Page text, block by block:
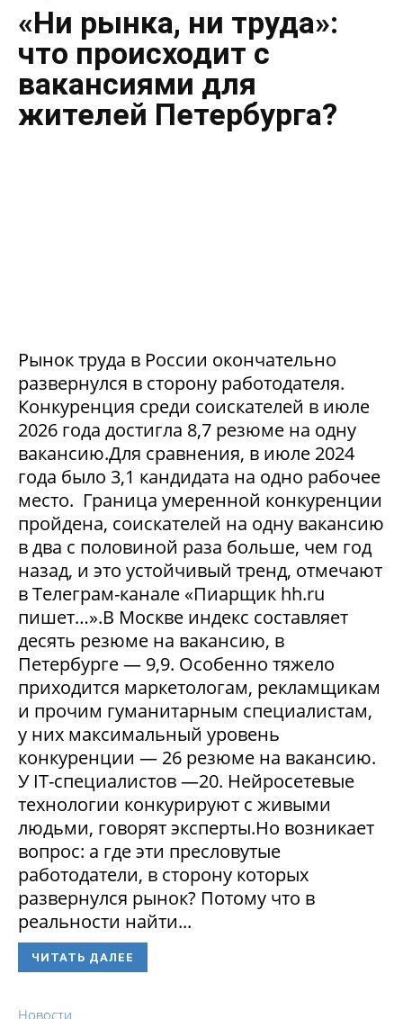
«Ни рынка, ни труда»:
что происходит с
вакансиями для
жителей Петербурга?
Рынок труда в России окончательно
развернулся в сторону работодателя.
Конкуренция среди соискателей в июле
2026 года достигла 8,7 резюме на одну
вакансию.Для сравнения, в июле 2024
года было 3,1 кандидата на одно рабочее
место. Граница умеренной конкуренции
пройдена, соискателей на одну вакансию
в два с половиной раза больше, чем год
назад, и это устойчивый тренд, отмечают
в Телеграм-канале «Пиарщик hh.ru
пишет…».В Москве индекс составляет
десять резюме на вакансию, в
Петербурге — 9,9. Особенно тяжело
приходится маркетологам, рекламщикам
и прочим гуманитарным специалистам,
у них максимальный уровень
конкуренции — 26 резюме на вакансию.
У IT-специалистов —20. Нейросетевые
технологии конкурируют с живыми
людьми, говорят эксперты.Но возникает
вопрос: а где эти пресловутые
работодатели, в сторону которых
развернулся рынок? Потому что в
реальности найти...
ЧИТАТЬ ДАЛЕЕ
Новости